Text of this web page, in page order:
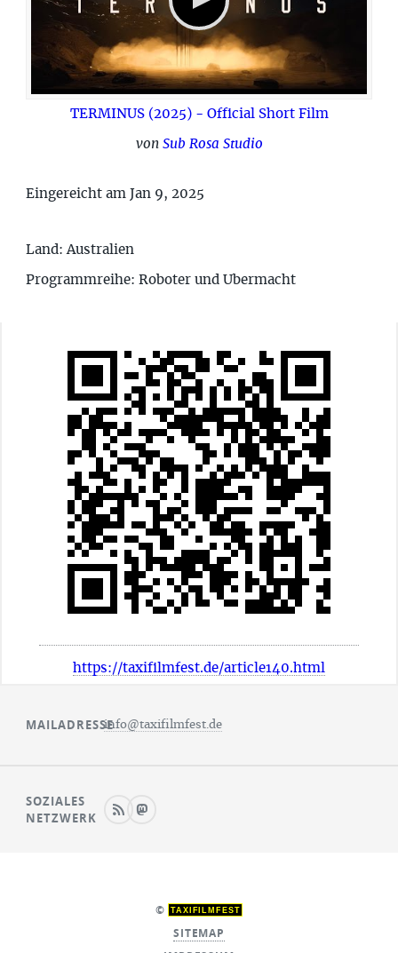
TERMINUS (2025) - Official Short Film
von Sub Rosa Studio
Eingereicht am Jan 9, 2025
Land: Australien
Programmreihe: Roboter und Ubermacht
https://taxifilmfest.de/article140.html
MAILADRESSEinfo@taxifilmfest.de
SOZIALES
NETZWERK
© TAXIFILMFEST
SITEMAP